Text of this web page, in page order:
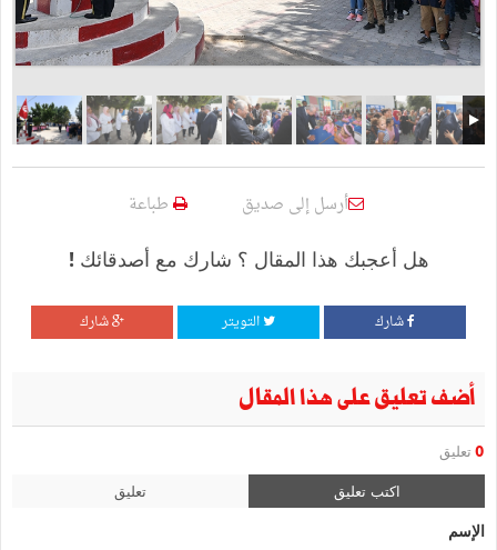
أرسل إلى صديق طباعة
هل أعجبك هذا المقال ؟ شارك مع أصدقائك !
شارك التويتر شارك
أضف تعليق على هذا المقال
0 تعليق
اكتب تعليق تعليق
الإسم